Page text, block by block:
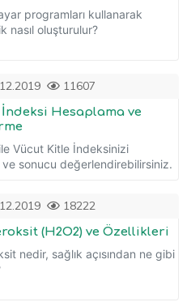
programları kullanarak
nasıl oluşturulur?
11607
Hesaplama ve
Vücut Kitle İndeksinizi
sonucu değerlendirebilirsiniz.
18222
(H2O2) ve Özellikleri
nedir, sağlık açısından ne gibi